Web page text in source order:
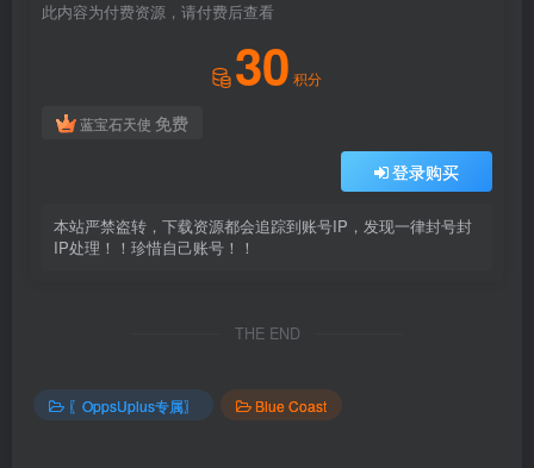
此内容为付费资源，请付费后查看
30 积分
蓝宝石天使 免费
登录购买
本站严禁盗转，下载资源都会追踪到账号IP，发现一律封号封
IP处理！！珍惜自己账号！！
THE END
〖OppsUplus专属〗 Blue Coast